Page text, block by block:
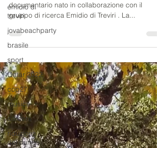
emidio di
treviri
jovabeachparty
brasile
sport
Qatar 2022
cop27
musica
carcere
riduzione
del danno
Pietra su pietra è il titolo del nostro ultimo
documentario nato in collaborazione con il
gruppo di ricerca Emidio di Treviri . La...